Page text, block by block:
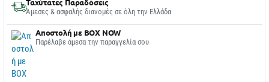
Άμεσες & ασφαλής διανομές σε όλη την Ελλάδα
Αποστολή με BOX NOW
Παρέλαβε άμεσα την παραγγελία σου